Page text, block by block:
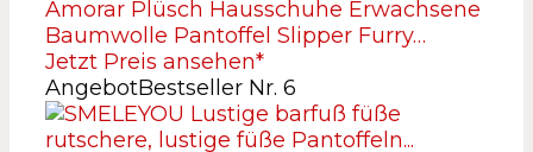
Amorar Plüsch Hausschuhe Erwachsene
Baumwolle Pantoffel Slipper Furry…
Jetzt Preis ansehen*
AngebotBestseller Nr. 6